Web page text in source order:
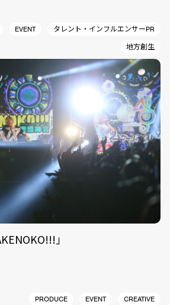
EVENT
タレント・インフルエンサーPR
地方創生
」
PRODUCE EVENT
CREATIVE